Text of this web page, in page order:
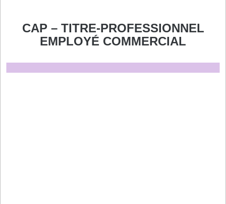
CAP – TITRE-PROFESSIONNEL
EMPLOYÉ COMMERCIAL